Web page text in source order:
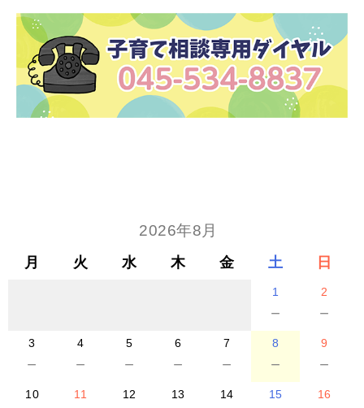
2026年8月
月 火 水 木 金 土 日
1
－
2
－
3
－
4
－
5
－
6
－
7
－
8
－
9
－
10 11 12 13 14 15 16